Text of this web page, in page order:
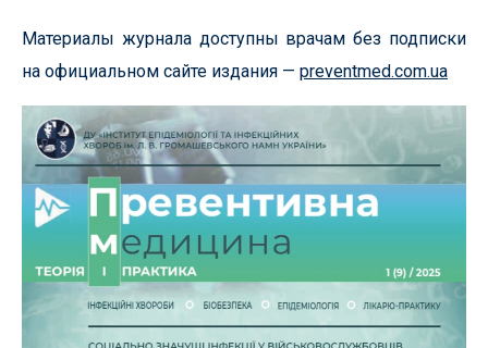
Материалы журнала доступны врачам без подписки
на официальном сайте издания — preventmed.com.ua